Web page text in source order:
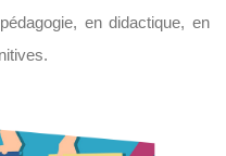
en didactique, en